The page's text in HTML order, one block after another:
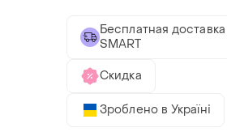
Бесплатная доставка
SMART
Скидка
Зроблено в Україні